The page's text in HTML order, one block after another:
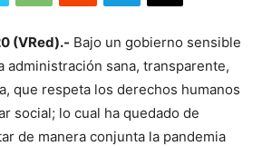
(VRed).- Bajo un gobierno sensible
administración sana, transparente,
que respeta los derechos humanos
social; lo cual ha quedado de
de manera conjunta la pandemia